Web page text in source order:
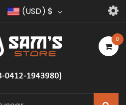
(USD)$
0